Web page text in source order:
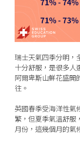
瑞士天氣四季分明，
十分舒服，是很多人
阿爾卑斯山鮮花盛開
往。
英國春季受海洋性氣
繁，但夏季氣溫舒服
月份，這幾個月的氣